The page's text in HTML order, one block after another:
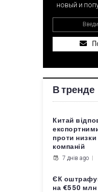
новый и
В тренде
Китай
проти
компаній
7 днів ago
ЄК
на €550 млн